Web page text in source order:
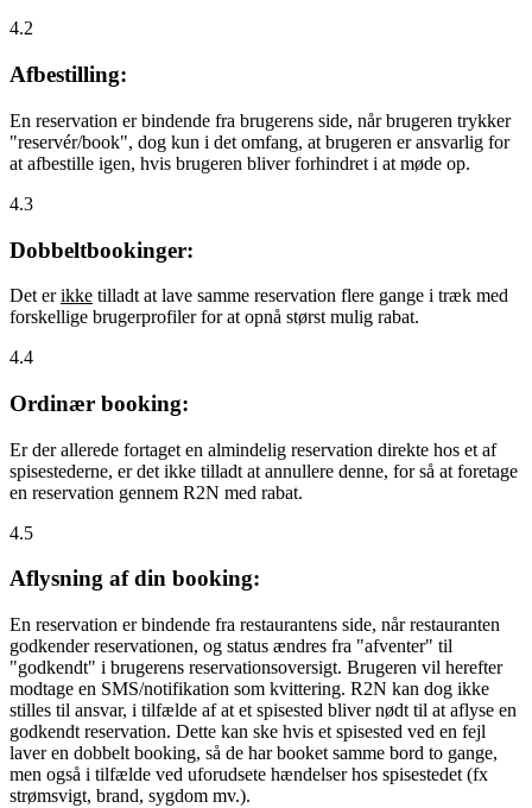
4.2
Afbestilling:
En reservation er bindende fra brugerens side, når brugeren trykker
"reservér/book", dog kun i det omfang, at brugeren er ansvarlig for
at afbestille igen, hvis brugeren bliver forhindret i at møde op.
4.3
Dobbeltbookinger:
Det erikke tilladt at lave samme reservation flere gange i træk med
forskellige brugerprofiler for at opnå størst mulig rabat.
4.4
Ordinær booking:
Er der allerede fortaget en almindelig reservation direkte hos et af
spisestederne, er det ikke tilladt at annullere denne, for så at foretage
en reservation gennem R2N med rabat.
4.5
Aflysning af din booking:
En reservation er bindende fra restaurantens side, når restauranten
godkender reservationen, og status ændres fra "afventer" til
"godkendt" i brugerens reservationsoversigt. Brugeren vil herefter
modtage en SMS/notifikation som kvittering. R2N kan dog ikke
stilles til ansvar, i tilfælde af at et spisested bliver nødt til at aflyse en
godkendt reservation. Dette kan ske hvis et spisested ved en fejl
laver en dobbelt booking, så de har booket samme bord to gange,
men også i tilfælde ved uforudsete hændelser hos spisestedet (fx
strømsvigt, brand, sygdom mv.).